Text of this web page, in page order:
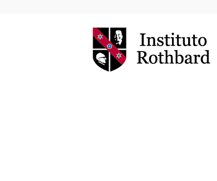
Instituto
Rothbard
Brasil